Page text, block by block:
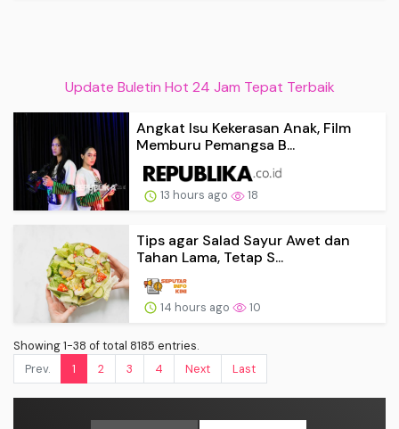
Update Buletin Hot 24 Jam Tepat Terbaik
Angkat Isu Kekerasan Anak, Film
Memburu Pemangsa B...
13 hours ago 18
Tips agar Salad Sayur Awet dan
Tahan Lama, Tetap S...
14 hours ago 10
Showing 1-38 of total 8185 entries.
Prev.
1 2 3 4 Next Last